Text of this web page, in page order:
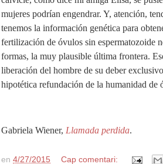
mujeres podrían engendrar. Y, atención,
tenemos la información genética para
fertilización de óvulos sin espermatozoide
formas, la muy plausible última frontera.
liberación del hombre de su deber
hipotética refundación de la humanidad de
Gabriela Wiener, Llamada perdida.
en 4/27/2015 Cap comentari: